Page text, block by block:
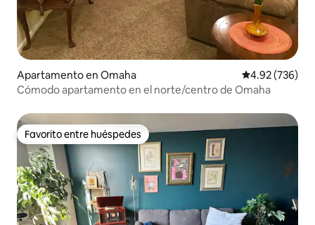
Apartamento en Omaha Calificación
4.92 (736)
Cómodo apartamento en el norte/centro de Omaha
Favorito entre huéspedes
Favorito entre huéspedes